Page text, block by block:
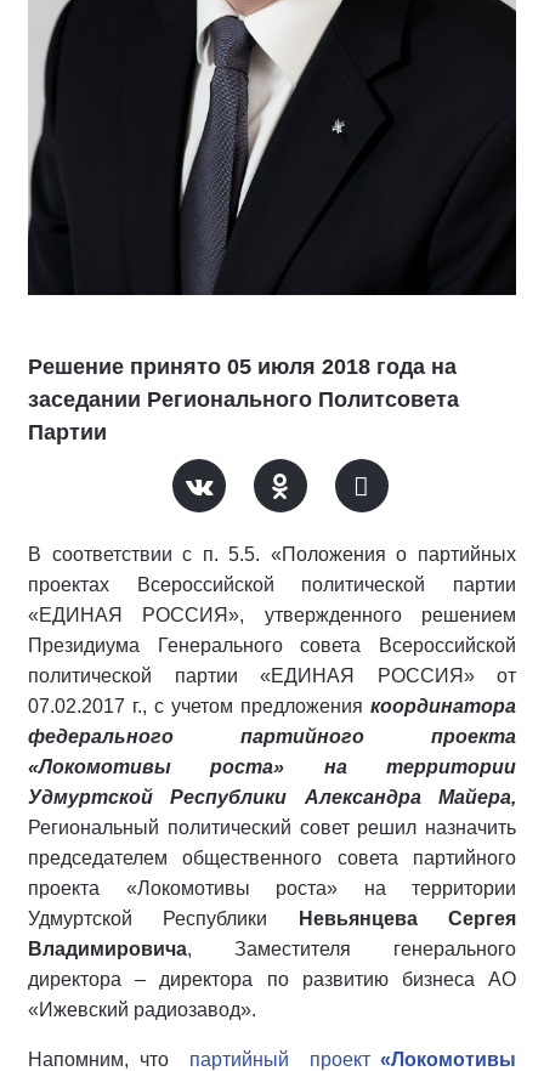
Решение принято 05 июля 2018 года на
заседании Регионального Политсовета
Партии
В соответствии с п. 5.5. «Положения о партийных
проектах Всероссийской политической партии
«ЕДИНАЯ РОССИЯ», утвержденного решением
Президиума Генерального совета Всероссийской
политической партии «ЕДИНАЯ РОССИЯ» от
07.02.2017 г., с учетом предложения координатора
федерального партийного проекта
«Локомотивы роста» на территории
Удмуртской Республики Александра Майера,
Региональный политический совет решил назначить
председателем общественного совета партийного
проекта «Локомотивы роста» на территории
Удмуртской Республики
Невьянцева Сергея
Владимировича, Заместителя генерального
директора – директора по развитию бизнеса АО
«Ижевский радиозавод».
Напомним, что партийный проект «Локомотивы